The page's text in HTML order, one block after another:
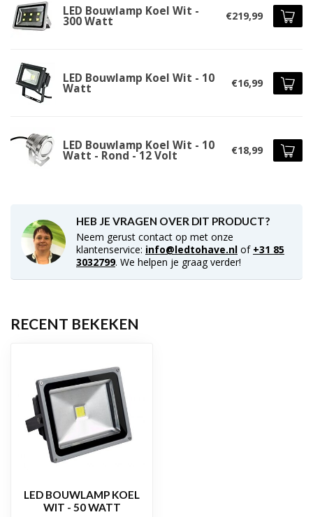
LED Bouwlamp Koel Wit -
300 Watt €219,99
LED Bouwlamp Koel Wit - 10
Watt €16,99
LED Bouwlamp Koel Wit - 10
Watt - Rond - 12 Volt €18,99
HEB JE VRAGEN OVER DIT PRODUCT?
Neem gerust contact op met onze
klantenservice: info@ledtohave.nl of +31 85
3032799. We helpen je graag verder!
RECENT BEKEKEN
LED BOUWLAMP KOEL
WIT - 50 WATT